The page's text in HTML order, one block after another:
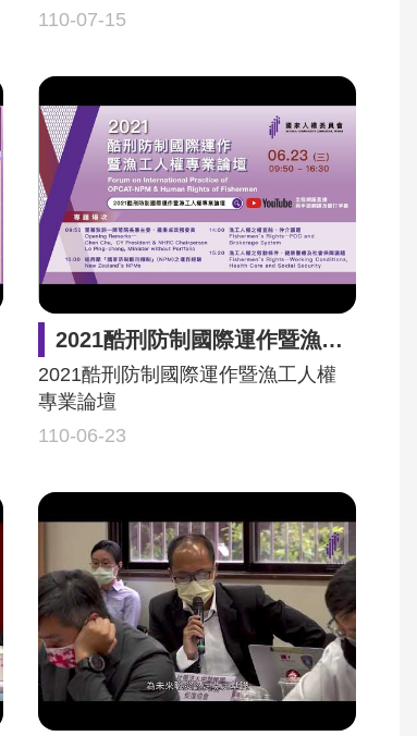
110-07-15
由與人權
2021酷刑防制國際運作暨漁工人權專業論壇
110-06-23
2021酷刑防制國際運作暨漁工人權
專業論壇